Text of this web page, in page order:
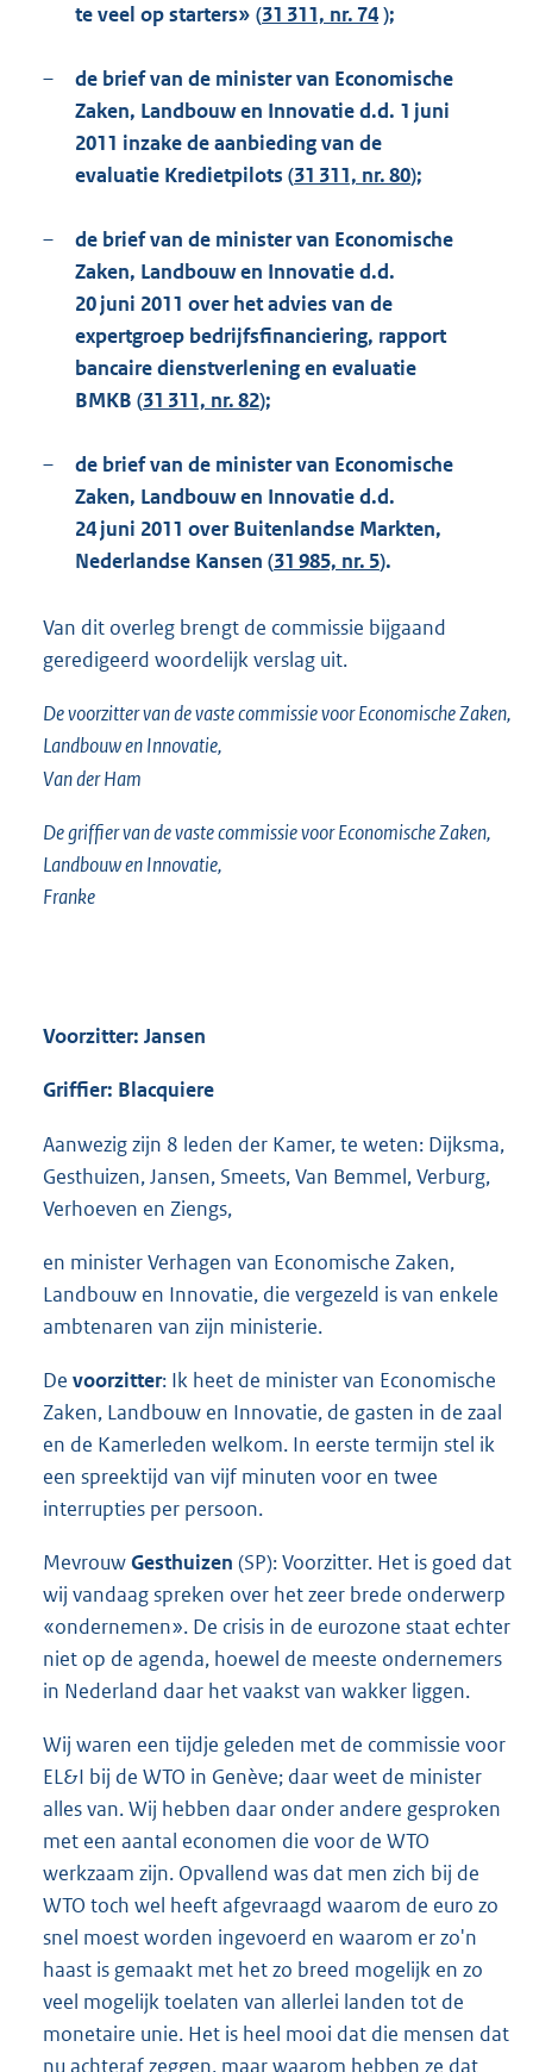
te veel op starters» (31 311, nr. 74);
–
de brief van de minister van Economische
Zaken, Landbouw en Innovatie d.d. 1 juni
2011 inzake de aanbieding van de
evaluatie Kredietpilots (31 311, nr. 80);
–
de brief van de minister van Economische
Zaken, Landbouw en Innovatie d.d.
20 juni 2011 over het advies van de
expertgroep bedrijfsfinanciering, rapport
bancaire dienstverlening en evaluatie
BMKB (31 311, nr. 82);
–
de brief van de minister van Economische
Zaken, Landbouw en Innovatie d.d.
24 juni 2011 over Buitenlandse Markten,
Nederlandse Kansen (31 985, nr. 5).
Van dit overleg brengt de commissie bijgaand
geredigeerd woordelijk verslag uit.
De voorzitter van de vaste commissie voor Economische Zaken,
Landbouw en Innovatie,
Van der Ham
De griffier van de vaste commissie voor Economische Zaken,
Landbouw en Innovatie,
Franke
Voorzitter: Jansen
Griffier: Blacquiere
Aanwezig zijn 8 leden der Kamer, te weten: Dijksma,
Gesthuizen, Jansen, Smeets, Van Bemmel, Verburg,
Verhoeven en Ziengs,
en minister Verhagen van Economische Zaken,
Landbouw en Innovatie, die vergezeld is van enkele
ambtenaren van zijn ministerie.
De voorzitter: Ik heet de minister van Economische
Zaken, Landbouw en Innovatie, de gasten in de zaal
en de Kamerleden welkom. In eerste termijn stel ik
een spreektijd van vijf minuten voor en twee
interrupties per persoon.
MevrouwGesthuizen (SP): Voorzitter. Het is goed dat
wij vandaag spreken over het zeer brede onderwerp
«ondernemen». De crisis in de eurozone staat echter
niet op de agenda, hoewel de meeste ondernemers
in Nederland daar het vaakst van wakker liggen.
Wij waren een tijdje geleden met de commissie voor
EL&I bij de WTO in Genève; daar weet de minister
alles van. Wij hebben daar onder andere gesproken
met een aantal economen die voor de WTO
werkzaam zijn. Opvallend was dat men zich bij de
WTO toch wel heeft afgevraagd waarom de euro zo
snel moest worden ingevoerd en waarom er zo'n
haast is gemaakt met het zo breed mogelijk en zo
veel mogelijk toelaten van allerlei landen tot de
monetaire unie. Het is heel mooi dat die mensen dat
nu achteraf zeggen, maar waarom hebben ze dat